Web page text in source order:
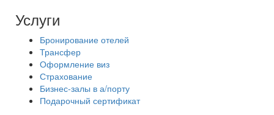
Услуги
Бронирование отелей
Трансфер
Оформление виз
Страхование
Бизнес-залы в а/порту
Подарочный сертификат